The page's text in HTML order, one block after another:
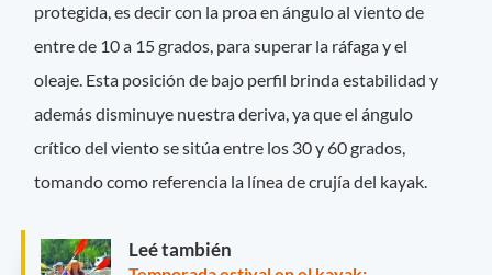
protegida, es decir con la proa en ángulo al viento de
entre de 10 a 15 grados, para superar la ráfaga y el
oleaje. Esta posición de bajo perfil brinda estabilidad y
además disminuye nuestra deriva, ya que el ángulo
crítico del viento se sitúa entre los 30 y 60 grados,
tomando como referencia la línea de crujía del kayak.
Leé también